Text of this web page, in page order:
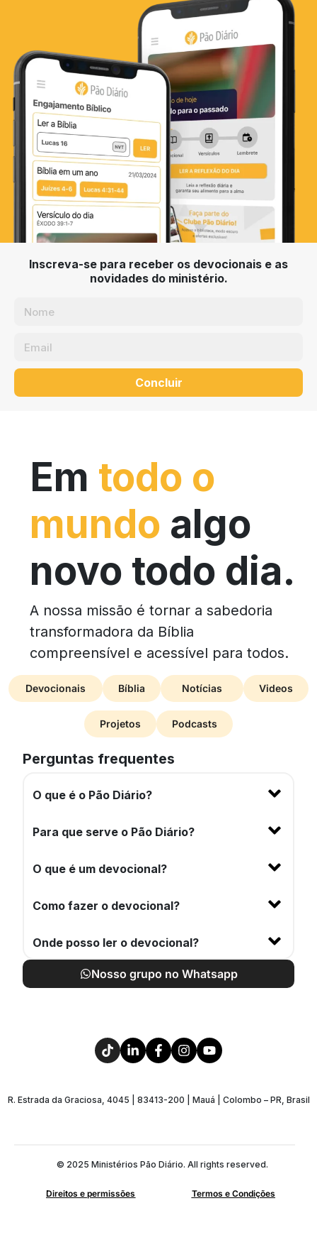
Inscreva-se para receber os devocionais e as
novidades do ministério.
Concluir
Em todo o
mundo algo
novo todo dia.
A nossa missão é tornar a sabedoria
transformadora da Bíblia
compreensível e acessível para todos.
Devocionais Bíblia Notícias Videos
Projetos Podcasts
Perguntas frequentes
O que é o Pão Diário?
Para que serve o Pão Diário?
O que é um devocional?
Como fazer o devocional?
Onde posso ler o devocional?
Nosso grupo no Whatsapp
R. Estrada da Graciosa, 4045 | 83413-200 | Mauá | Colombo – PR, Brasil
© 2025 Ministérios Pão Diário. All rights reserved.
Direitos e permissões Termos e Condições